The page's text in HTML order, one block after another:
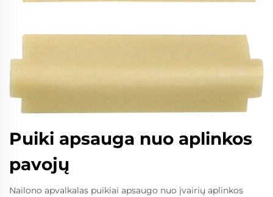
Puiki apsauga nuo aplinkos
pavojų
Nailono apvalkalas puikiai apsaugo nuo įvairių aplinkos